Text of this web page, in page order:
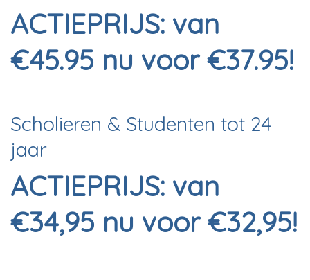
ACTIEPRIJS: van
€45.95 nu voor €37.95!
Scholieren & Studenten tot 24
jaar
ACTIEPRIJS: van
€34,95 nu voor €32,95!